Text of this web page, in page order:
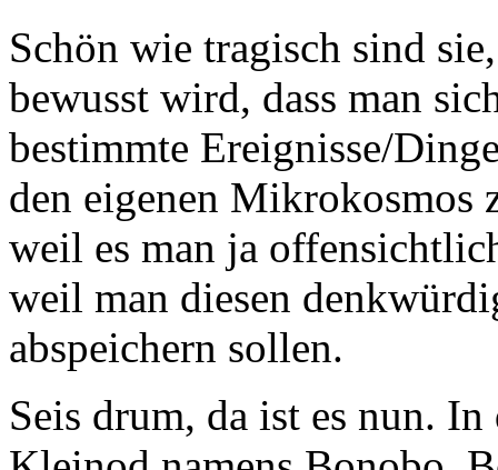
Schön wie tragisch sind
bewusst wird, dass man
bestimmte Ereignisse/
den eigenen Mikrokosmos
weil es man ja
weil man diesen
abspeichern sollen.
Seis drum, da ist es nun.